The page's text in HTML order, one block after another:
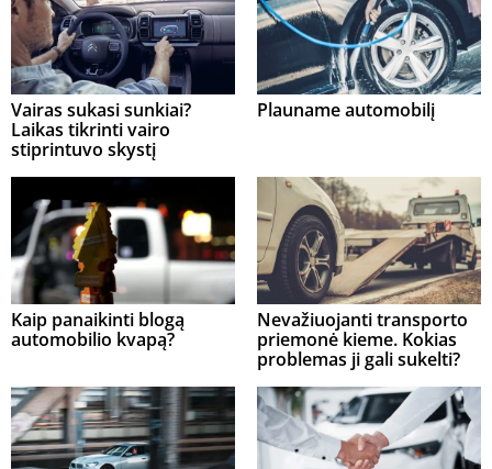
Vairas sukasi sunkiai?
Laikas tikrinti vairo
stiprintuvo skystį
Plauname automobilį
Kaip panaikinti blogą
automobilio kvapą?
Nevažiuojanti transporto
priemonė kieme. Kokias
problemas ji gali sukelti?